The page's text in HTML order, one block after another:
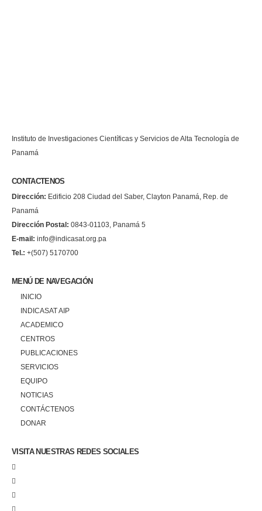
Instituto de Investigaciones Científicas y Servicios de Alta Tecnología de
Panamá
CONTACTENOS
Dirección: Edificio 208 Ciudad del Saber, Clayton Panamá, Rep. de
Panamá
Dirección Postal: 0843-01103, Panamá 5
E-mail: info@indicasat.org.pa
Tel.: +(507) 5170700
MENÚ DE NAVEGACIÓN
INICIO
INDICASAT AIP
ACADEMICO
CENTROS
PUBLICACIONES
SERVICIOS
EQUIPO
NOTICIAS
CONTÁCTENOS
DONAR
VISITA NUESTRAS REDES SOCIALES